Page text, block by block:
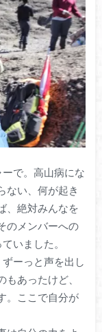
ーで。高山病にな
ない、何が起き
、絶対みんなを
のメンバーへの
いました。
ーっと声を出し
あったけど、
。ここで自分が